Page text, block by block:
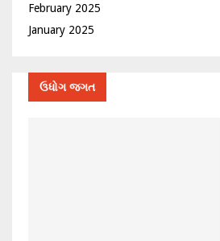
February 2025
January 2025
ઉધોગ જગત